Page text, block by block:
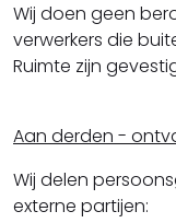
Wij doen geen
verwerkers die
Ruimte zijn
Aan derden -
Wij delen
externe partijen: